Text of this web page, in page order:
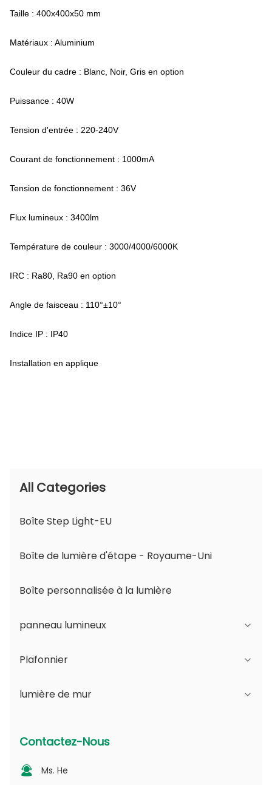
Taille : 400x400x50 mm
Matériaux : Aluminium
Couleur du cadre : Blanc, Noir, Gris en option
Puissance : 40W
Tension d'entrée : 220-240V
Courant de fonctionnement : 1000mA
Tension de fonctionnement : 36V
Flux lumineux : 3400lm
Température de couleur : 3000/4000/6000K
IRC : Ra80, Ra90 en option
Angle de faisceau : 110°±10°
Indice IP : IP40
Installation en applique
All Categories
Boîte Step Light-EU
Boîte de lumière d'étape - Royaume-Uni
Boîte personnalisée à la lumière
panneau lumineux
Série JDL
Série DSDL
Série MDL
Plafonnier
Série JCL
Série photovoltaïque
lumière de mur
ouverture variable
Série D - Plaque guide de lumière à points
Contactez-Nous
Ms. He